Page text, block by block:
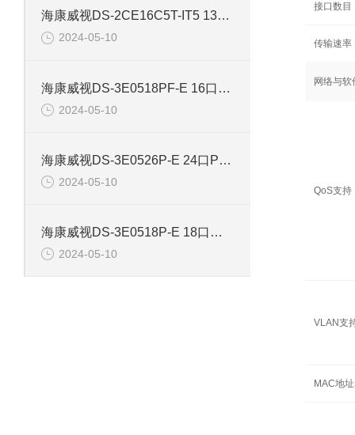
海康威视DS-2CE16C5T-IT5 130万红外高清同轴交换机
2024-05-10
海康威视DS-3E0518PF-E 16口智能POE千兆交换机
2024-05-10
海康威视DS-3E0526P-E 24口POE千兆智能交换机
2024-05-10
海康威视DS-3E0518P-E 18口千兆POE交换机
2024-05-10
接口数目
传输速率
网络与软
QoS支持
VLAN支
MAC地